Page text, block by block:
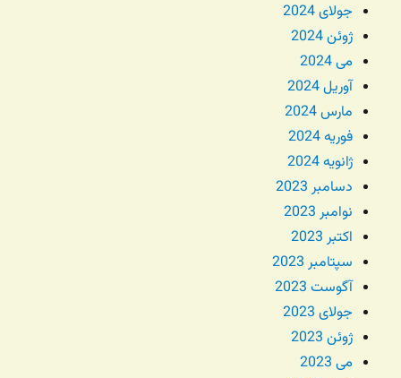
جولای 2024
ژوئن 2024
می 2024
آوریل 2024
مارس 2024
فوریه 2024
ژانویه 2024
دسامبر 2023
نوامبر 2023
اکتبر 2023
سپتامبر 2023
آگوست 2023
جولای 2023
ژوئن 2023
می 2023